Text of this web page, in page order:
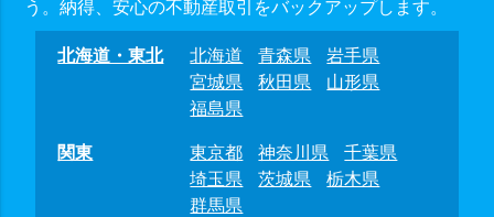
う。納得、安心の不動産取引をバックアップします。
北海道・東北 北海道 青森県
岩手県
宮城県
秋田県
山形県
福島県
関東
東京都 神奈川県
千葉県
埼玉県
茨城県
栃木県
群馬県